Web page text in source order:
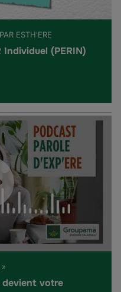
ESTH'ERE
Individuel (PERIN)
»
devient votre